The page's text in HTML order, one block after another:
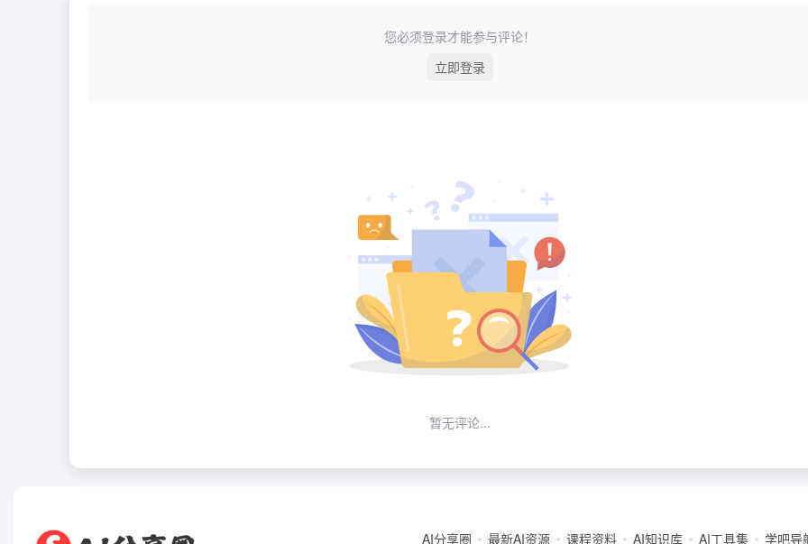
您必须登录才能参与评论！
立即登录
暂无评论...
AI分享圈 最新AI资源 课程资料 AI知识库 AI工具集 学吧导